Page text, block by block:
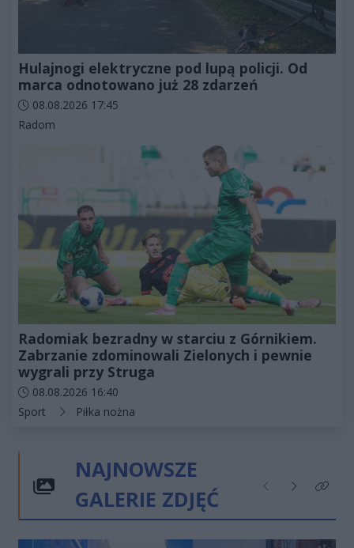
Hulajnogi elektryczne pod lupą policji. Od
marca odnotowano już 28 zdarzeń
Data dodania artykułu:
08.08.2026 17:45
Kategorie artykułu:
Radom
Radomiak bezradny w starciu z Górnikiem.
Zabrzanie zdominowali Zielonych i pewnie
wygrali przy Struga
Data dodania artykułu:
08.08.2026 16:40
Kategorie artykułu:
Sport Piłka nożna
NAJNOWSZE
GALERIE ZDJĘĆ
Poprzednie
NastępneKliknij